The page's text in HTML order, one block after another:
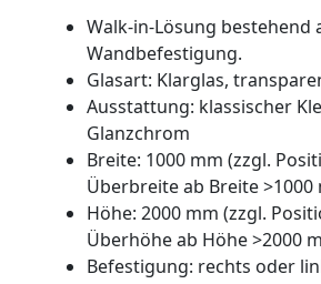
Walk-in-Lösung bestehend
Wandbefestigung.
Glasart: Klarglas,
Ausstattung: klassischer
Glanzchrom
Breite: 1000 mm (zzgl.
Überbreite ab Breite >1000
Höhe: 2000 mm (zzgl.
Überhöhe ab Höhe >2000
Befestigung: rechts oder